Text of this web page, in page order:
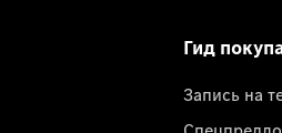
Гид
Запись на